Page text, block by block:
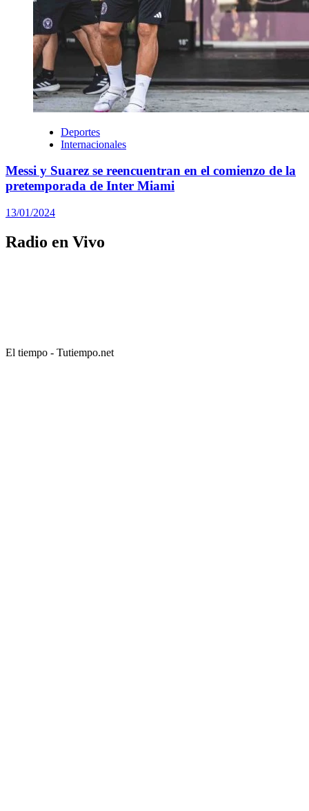
Deportes
Internacionales
Messi y Suarez se reencuentran en el comienzo de la
pretemporada de Inter Miami
13/01/2024
Radio en Vivo
El tiempo - Tutiempo.net